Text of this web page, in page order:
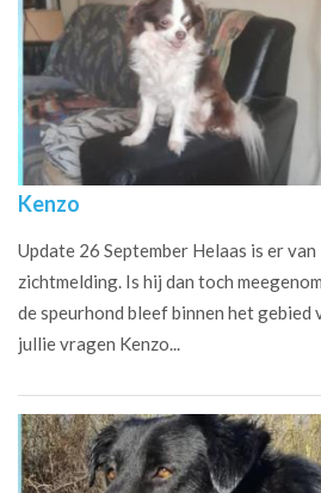
Kenzo
Update 26 September Helaas is er
zichtmelding. Is hij dan toch
de speurhond bleef binnen het gebied
jullie vragen Kenzo...